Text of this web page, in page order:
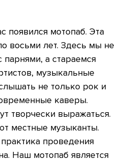
появился мотопаб. Эта
восьми лет. Здесь мы не
парнями, а стараемся
музыкальные
не только рок и
каверы.
творчески выражаться.
местные музыканты.
проведения
Наш мотопаб является